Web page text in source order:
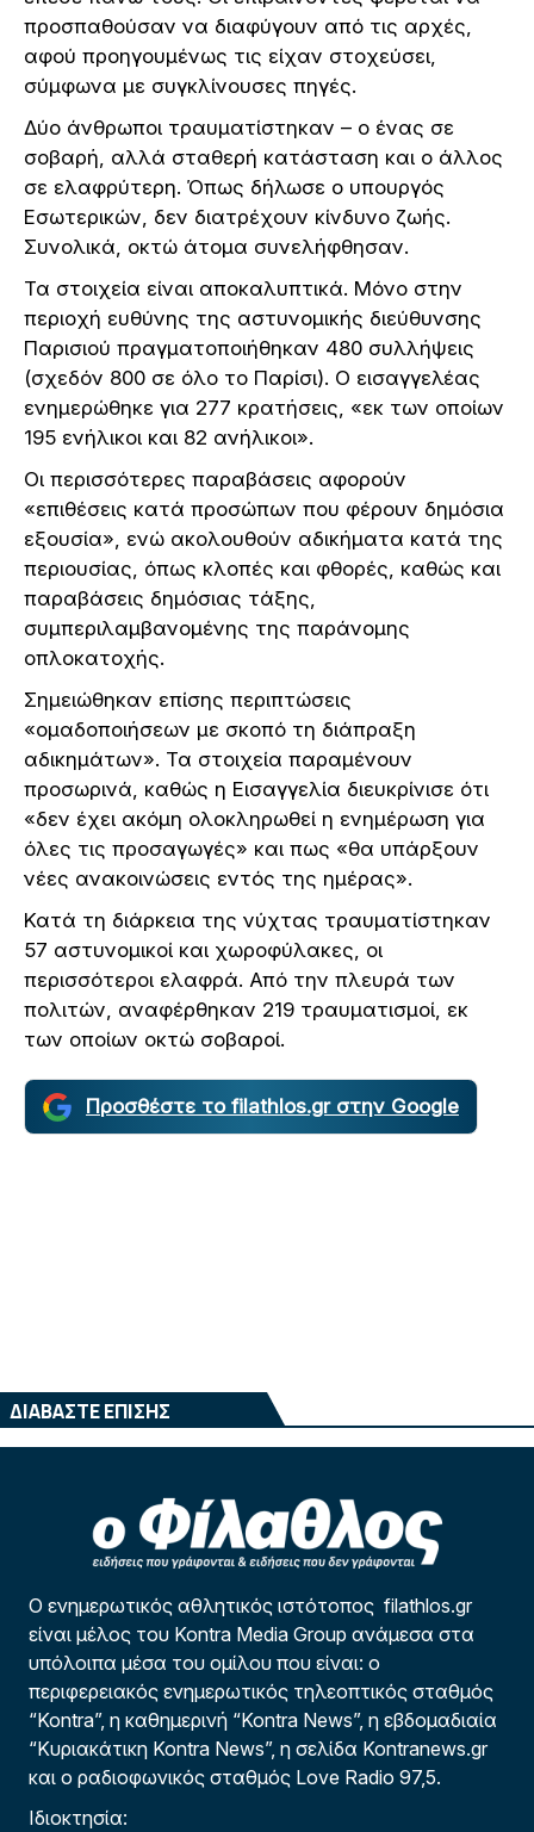
προσπαθούσαν να διαφύγουν από τις αρχές,
αφού προηγουμένως τις είχαν στοχεύσει,
σύμφωνα με συγκλίνουσες πηγές.
Δύο άνθρωποι τραυματίστηκαν – ο ένας σε
σοβαρή, αλλά σταθερή κατάσταση και ο άλλος
σε ελαφρύτερη. Όπως δήλωσε ο υπουργός
Εσωτερικών, δεν διατρέχουν κίνδυνο ζωής.
Συνολικά, οκτώ άτομα συνελήφθησαν.
Τα στοιχεία είναι αποκαλυπτικά. Μόνο στην
περιοχή ευθύνης της αστυνομικής διεύθυνσης
Παρισιού πραγματοποιήθηκαν 480 συλλήψεις
(σχεδόν 800 σε όλο το Παρίσι). Ο εισαγγελέας
ενημερώθηκε για 277 κρατήσεις, «εκ των οποίων
195 ενήλικοι και 82 ανήλικοι».
Οι περισσότερες παραβάσεις αφορούν
«επιθέσεις κατά προσώπων που φέρουν δημόσια
εξουσία», ενώ ακολουθούν αδικήματα κατά της
περιουσίας, όπως κλοπές και φθορές, καθώς και
παραβάσεις δημόσιας τάξης,
συμπεριλαμβανομένης της παράνομης
οπλοκατοχής.
Σημειώθηκαν επίσης περιπτώσεις
«ομαδοποιήσεων με σκοπό τη διάπραξη
αδικημάτων». Τα στοιχεία παραμένουν
προσωρινά, καθώς η Εισαγγελία διευκρίνισε ότι
«δεν έχει ακόμη ολοκληρωθεί η ενημέρωση για
όλες τις προσαγωγές» και πως «θα υπάρξουν
νέες ανακοινώσεις εντός της ημέρας».
Κατά τη διάρκεια της νύχτας τραυματίστηκαν
57 αστυνομικοί και χωροφύλακες, οι
περισσότεροι ελαφρά. Από την πλευρά των
πολιτών, αναφέρθηκαν 219 τραυματισμοί, εκ
των οποίων οκτώ σοβαροί.
Προσθέστε το filathlos.gr στην Google
ΔΙΑΒΑΣΤΕ ΕΠΙΣΗΣ
Ο ενημερωτικός αθλητικός ιστότοπος filathlos.gr
είναι μέλος του Kontra Media Group ανάμεσα στα
υπόλοιπα μέσα του ομίλου που είναι: ο
περιφερειακός ενημερωτικός τηλεοπτικός σταθμός
“Kontra”, η καθημερινή “Kontra News”, η εβδομαδιαία
“Κυριακάτικη Kontra News”, η σελίδα Kontranews.gr
και ο ραδιοφωνικός σταθμός Love Radio 97,5.
Ιδιοκτησία: